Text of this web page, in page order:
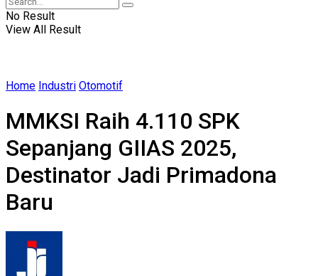
No Result
View All Result
Home Industri Otomotif
MMKSI Raih 4.110 SPK
Sepanjang GIIAS 2025,
Destinator Jadi Primadona
Baru